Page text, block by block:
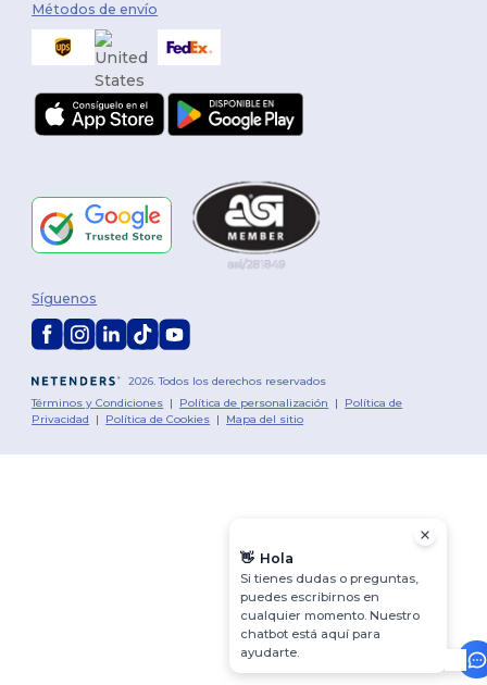
Métodos de envío
2026. Todos los derechos reservados
Términos y Condiciones | Política de personalización | Política de
Privacidad | Política de Cookies | Mapa del sitio
Síguenos
👋 Hola
Si tienes dudas o preguntas,
puedes escribirnos en
cualquier momento. Nuestro
chatbot está aquí para
ayudarte.